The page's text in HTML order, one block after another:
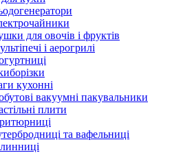
для овочів і фруктів
і аерогрилі
кухонні
вакуумні пакувальники
плити
та вафельниці